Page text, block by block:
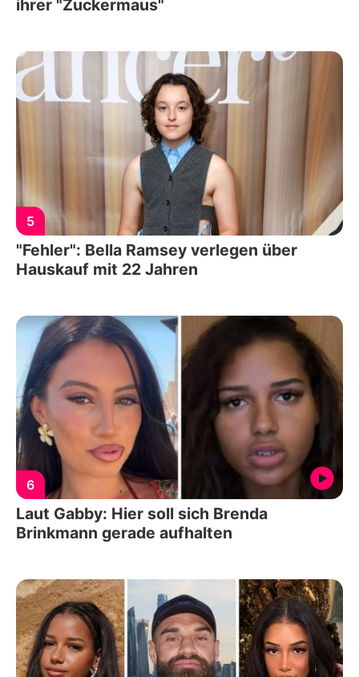
ihrer "Zuckermaus"
5
"Fehler": Bella Ramsey verlegen über
Hauskauf mit 22 Jahren
6
Laut Gabby: Hier soll sich Brenda
Brinkmann gerade aufhalten